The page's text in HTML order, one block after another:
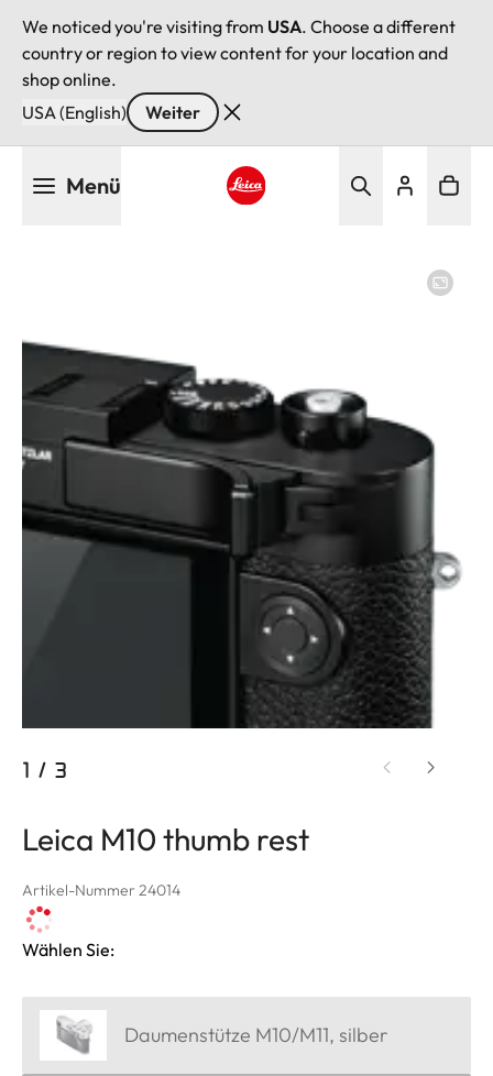
We noticed you're visiting from USA. Choose a different
country or region to view content for your location and
shop online.
USA (English)
Weiter
Menü
1 / 3
Leica M10 thumb rest
Artikel-Nummer 24014
Wählen Sie:
Daumenstütze M10/M11, silber